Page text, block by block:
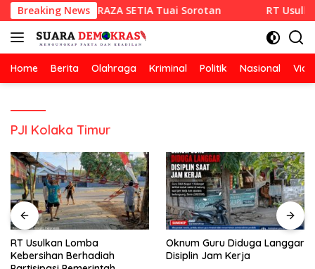
Langsung
ke
konten
Breaking News
Hotmix CV RAZA SETIA Tuai Sorotan RT Usulkan
Home Berita Olahraga Kriminal Politik Nasional
PJI Kolaka Timur
RT Usulkan Lomba
Kebersihan Berhadiah
Oknum Guru Diduga Langgar
Disiplin Jam Kerja